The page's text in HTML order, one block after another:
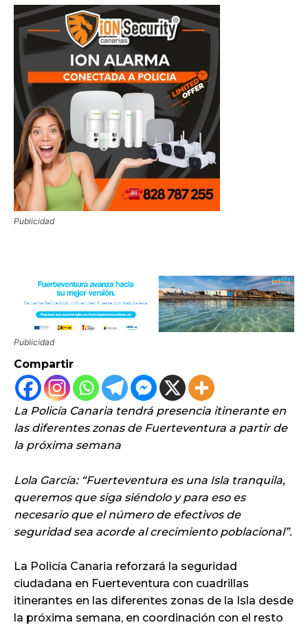
Publicidad
Publicidad
Compartir
La Policía Canaria tendrá presencia itinerante en
las diferentes zonas de Fuerteventura a partir de
la próxima semana
Lola García: “Fuerteventura es una Isla tranquila,
queremos que siga siéndolo y para eso es
necesario que el número de efectivos de
seguridad sea acorde al crecimiento poblacional”.
La Policía Canaria reforzará la seguridad
ciudadana en Fuerteventura con cuadrillas
itinerantes en las diferentes zonas de la Isla desde
la próxima semana, en coordinación con el resto